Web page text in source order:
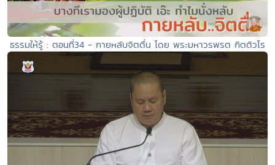
ธรรมให้รู้ : ตอนที่34 - กายหลับจิตตื่น โดย พระมหาวรพรต กิตติวโร